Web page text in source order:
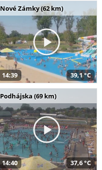
Nové Zámky (62 km)
14:39 39,1 °C
Podhájska (69 km)
14:40 37,6 °C